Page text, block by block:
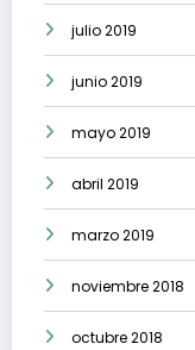
julio 2019
junio 2019
mayo 2019
abril 2019
marzo 2019
noviembre 2018
octubre 2018